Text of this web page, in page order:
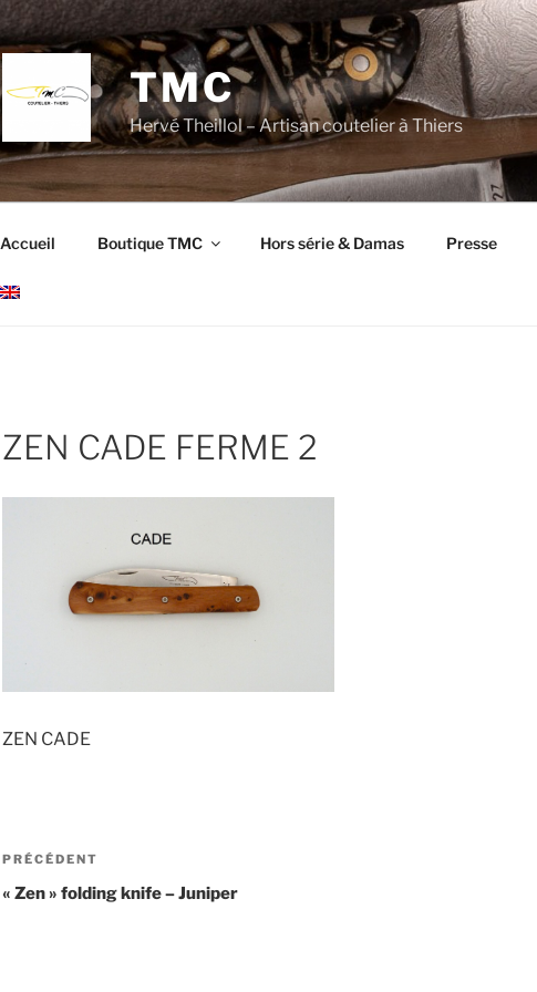
TMC
Hervé Theillol – Artisan coutelier à Thiers
Accueil Boutique TMC Hors série & Damas Presse
ZEN CADE FERME 2
ZEN CADE
Navigation
de
Article
précédent
PRÉCÉDENT
« Zen » folding knife – Juniper